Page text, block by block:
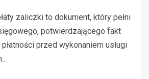
zaliczki to dokument, który pełni
potwierdzającego fakt
przed wykonaniem usługi